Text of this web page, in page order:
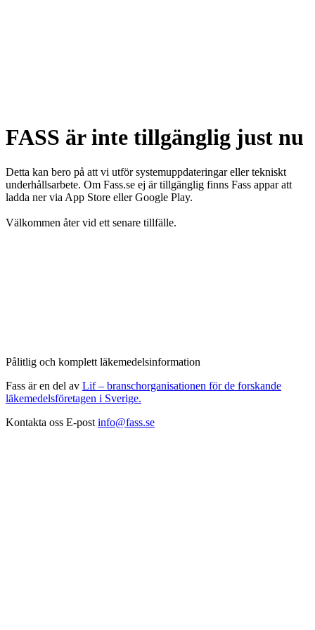
FASS är inte tillgänglig just nu
Detta kan bero på att vi utför systemuppdateringar eller tekniskt
underhållsarbete. Om Fass.se ej är tillgänglig finns Fass appar att
ladda ner via App Store eller Google Play.
Välkommen åter vid ett senare tillfälle.
Pålitlig och komplett läkemedelsinformation
Fass är en del av Lif – branschorganisationen för de forskande
läkemedelsföretagen i Sverige.
Kontakta oss E-post info@fass.se